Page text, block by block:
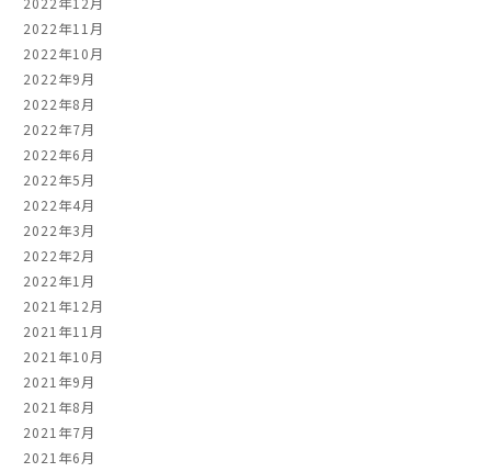
2022年11月
2022年10月
2022年9月
2022年8月
2022年7月
2022年6月
2022年5月
2022年4月
2022年3月
2022年2月
2022年1月
2021年12月
2021年11月
2021年10月
2021年9月
2021年8月
2021年7月
2021年6月